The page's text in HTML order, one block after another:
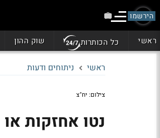
הירשמו
ראשי כל הכותרות שוק ההון
ראשי ניתוחים ודעות
צילום: יח"צ
נטו אחזקות